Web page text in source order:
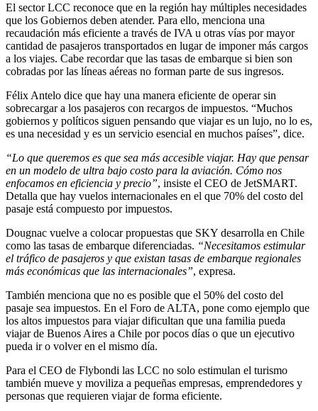
El sector LCC reconoce que en la región hay múltiples necesidades
que los Gobiernos deben atender. Para ello, menciona una
recaudación más eficiente a través de IVA u otras vías por mayor
cantidad de pasajeros transportados en lugar de imponer más cargos
a los viajes. Cabe recordar que las tasas de embarque si bien son
cobradas por las líneas aéreas no forman parte de sus ingresos.
Félix Antelo dice que hay una manera eficiente de operar sin
sobrecargar a los pasajeros con recargos de impuestos. “Muchos
gobiernos y políticos siguen pensando que viajar es un lujo, no lo es,
es una necesidad y es un servicio esencial en muchos países”, dice.
“Lo que queremos es que sea más accesible viajar. Hay que pensar
en un modelo de ultra bajo costo para la aviación. Cómo nos
enfocamos en eficiencia y precio”, insiste el CEO de JetSMART.
Detalla que hay vuelos internacionales en el que 70% del costo del
pasaje está compuesto por impuestos.
Dougnac vuelve a colocar propuestas que SKY desarrolla en Chile
como las tasas de embarque diferenciadas. “Necesitamos estimular
el tráfico de pasajeros y que existan tasas de embarque regionales
más económicas que las internacionales”, expresa.
También menciona que no es posible que el 50% del costo del
pasaje sea impuestos. En el Foro de ALTA, pone como ejemplo que
los altos impuestos para viajar dificultan que una familia pueda
viajar de Buenos Aires a Chile por pocos días o que un ejecutivo
pueda ir o volver en el mismo día.
Para el CEO de Flybondi las LCC no solo estimulan el turismo
también mueve y moviliza a pequeñas empresas, emprendedores y
personas que requieren viajar de forma eficiente.